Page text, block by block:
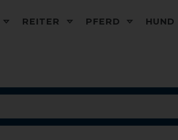
REITER PFERD HUND